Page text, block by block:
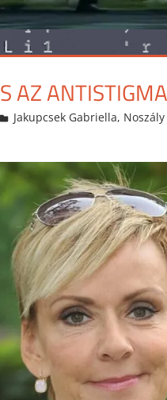
AZ
Jakupcsek Gabriella,